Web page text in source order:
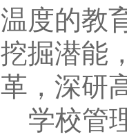
温度的教
挖掘潜能
革，深研
学校管